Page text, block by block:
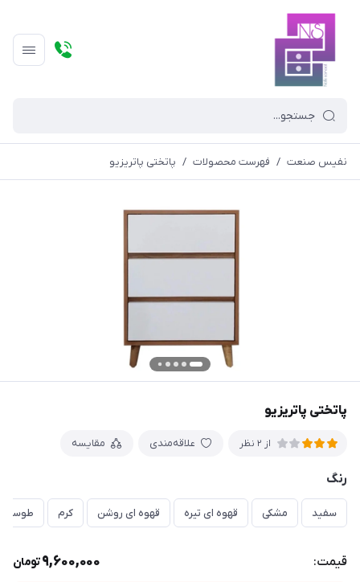
نفیس صنعت / فهرست محصولات / پاتختی پاتریزیو
پاتختی پاتریزیو
از 2 نظر علاقه‌مندی مقایسه
رنگ
سفید مشکی قهوه ای تیره قهوه ای روشن کرم طوسی
قیمت: 9,600,000تومان